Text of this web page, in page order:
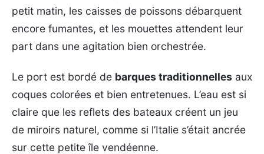
petit matin, les caisses de poissons débarquent
encore fumantes, et les mouettes attendent leur
part dans une agitation bien orchestrée.
Le port est bordé de barques traditionnelles aux
coques colorées et bien entretenues. L’eau est si
claire que les reflets des bateaux créent un jeu
de miroirs naturel, comme si l’Italie s’était ancrée
sur cette petite île vendéenne.